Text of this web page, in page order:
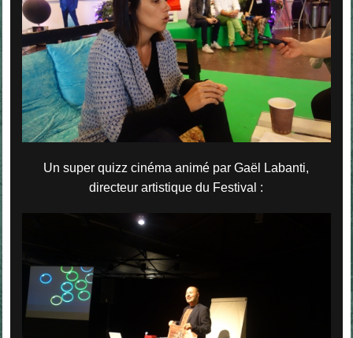
Un super quizz cinéma animé par Gaël Labanti,
directeur artistique du Festival :